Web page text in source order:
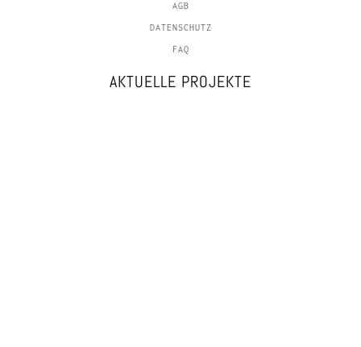
AGB
DATENSCHUTZ
FAQ
AKTUELLE PROJEKTE